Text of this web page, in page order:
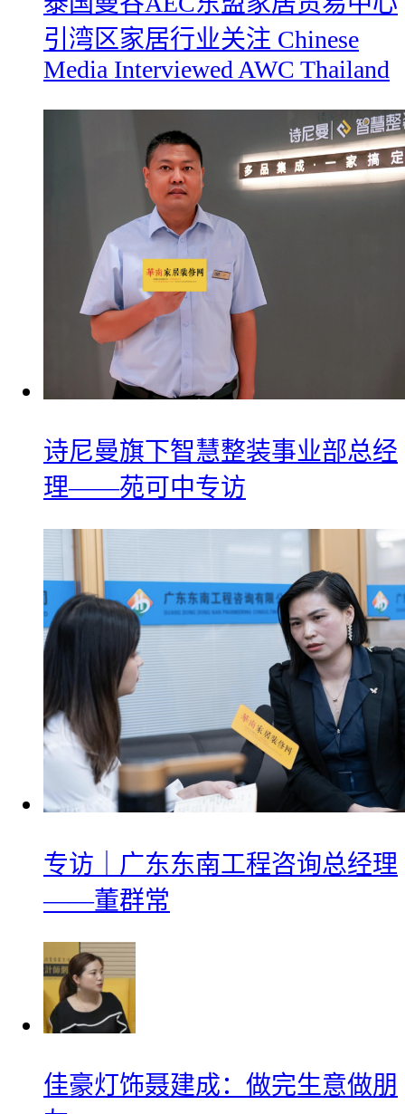
引湾区家居行业关注 Chinese
Media Interviewed AWC Thailand
诗尼曼旗下智慧整装事业部总经
理——苑可中专访
专访｜广东东南工程咨询总经理
——董群常
佳豪灯饰聂建成：做完生意做朋